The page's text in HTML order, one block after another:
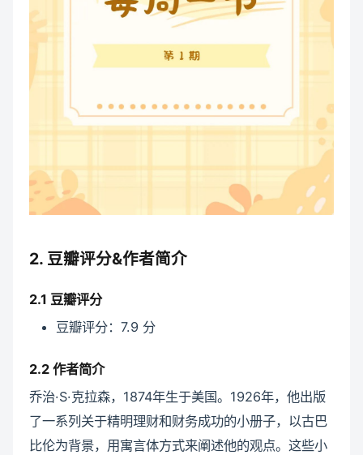
2. 豆瓣评分&作者简介
2.1 豆瓣评分
豆瓣评分：7.9 分
2.2 作者简介
乔治·S·克拉森，1874年生于美国。1926年，他出版
了一系列关于精明理财和财务成功的小册子，以古巴
比伦为背景，用寓言体方式来阐述他的观点。这些小